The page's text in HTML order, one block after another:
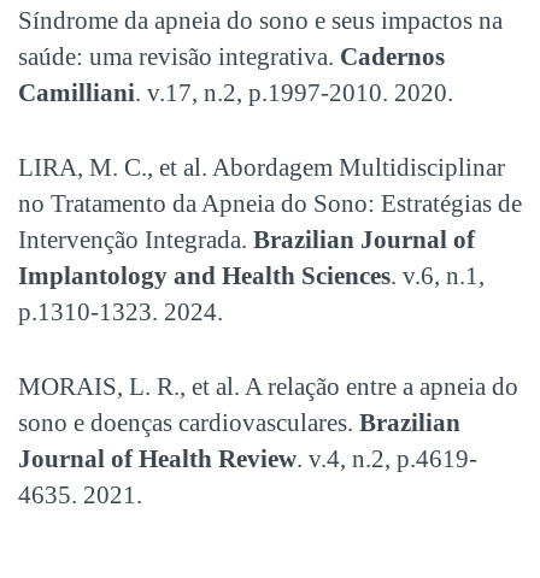
Síndrome da apneia do sono e seus impactos na
saúde: uma revisão integrativa. Cadernos
Camilliani. v.17, n.2, p.1997-2010. 2020.
LIRA, M. C., et al. Abordagem Multidisciplinar
no Tratamento da Apneia do Sono: Estratégias de
Intervenção Integrada. Brazilian Journal of
Implantology and Health Sciences. v.6, n.1,
p.1310-1323. 2024.
MORAIS, L. R., et al. A relação entre a apneia do
sono e doenças cardiovasculares. Brazilian
Journal of Health Review. v.4, n.2, p.4619-
4635. 2021.